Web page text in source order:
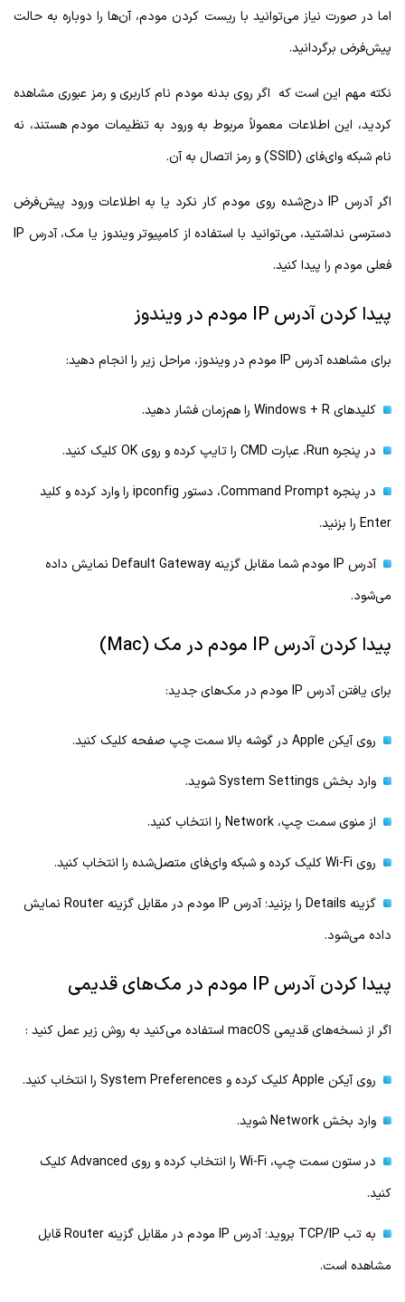
اما در صورت نیاز می‌توانید با ریست کردن مودم، آن‌ها را دوباره به حالت
پیش‌فرض برگردانید.
نکته مهم این است که اگر روی بدنه مودم نام کاربری و رمز عبوری مشاهده
کردید، این اطلاعات معمولاً مربوط به ورود به تنظیمات مودم هستند، نه
نام شبکه وای‌فای (SSID) و رمز اتصال به آن.
اگر آدرس IP درج‌شده روی مودم کار نکرد یا به اطلاعات ورود پیش‌فرض
دسترسی نداشتید، می‌توانید با استفاده از کامپیوتر ویندوز یا مک، آدرس IP
فعلی مودم را پیدا کنید.
پیدا کردن آدرس IP مودم در ویندوز
برای مشاهده آدرس IP مودم در ویندوز، مراحل زیر را انجام دهید:
کلیدهای Windows + R را هم‌زمان فشار دهید.
در پنجره Run، عبارت CMD را تایپ کرده و روی OK کلیک کنید.
در پنجره Command Prompt، دستور ipconfig را وارد کرده و کلید
Enter را بزنید.
آدرس IP مودم شما مقابل گزینه Default Gateway نمایش داده
می‌شود.
پیدا کردن آدرس IP مودم در مک (Mac)
برای یافتن آدرس IP مودم در مک‌های جدید:
روی آیکن Apple در گوشه بالا سمت چپ صفحه کلیک کنید.
وارد بخش System Settings شوید.
از منوی سمت چپ، Network را انتخاب کنید.
روی Wi-Fi کلیک کرده و شبکه وای‌فای متصل‌شده را انتخاب کنید.
گزینه Details را بزنید؛ آدرس IP مودم در مقابل گزینه Router نمایش
داده می‌شود.
پیدا کردن آدرس IP مودم در مک‌های قدیمی
اگر از نسخه‌های قدیمی macOS استفاده می‌کنید به روش زیر عمل کنید :
روی آیکن Apple کلیک کرده و System Preferences را انتخاب کنید.
وارد بخش Network شوید.
در ستون سمت چپ، Wi-Fi را انتخاب کرده و روی Advanced کلیک
کنید.
به تب TCP/IP بروید؛ آدرس IP مودم در مقابل گزینه Router قابل
مشاهده است.